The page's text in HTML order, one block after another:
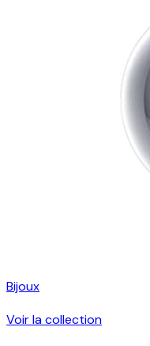
Bijoux
Voir la collection